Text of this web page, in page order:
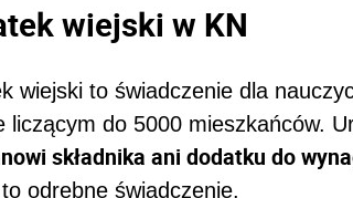
wiejski w KN
wiejski to świadczenie dla
liczącym do 5000 mieszkańców.
składnika ani dodatku do
odrębne świadczenie.